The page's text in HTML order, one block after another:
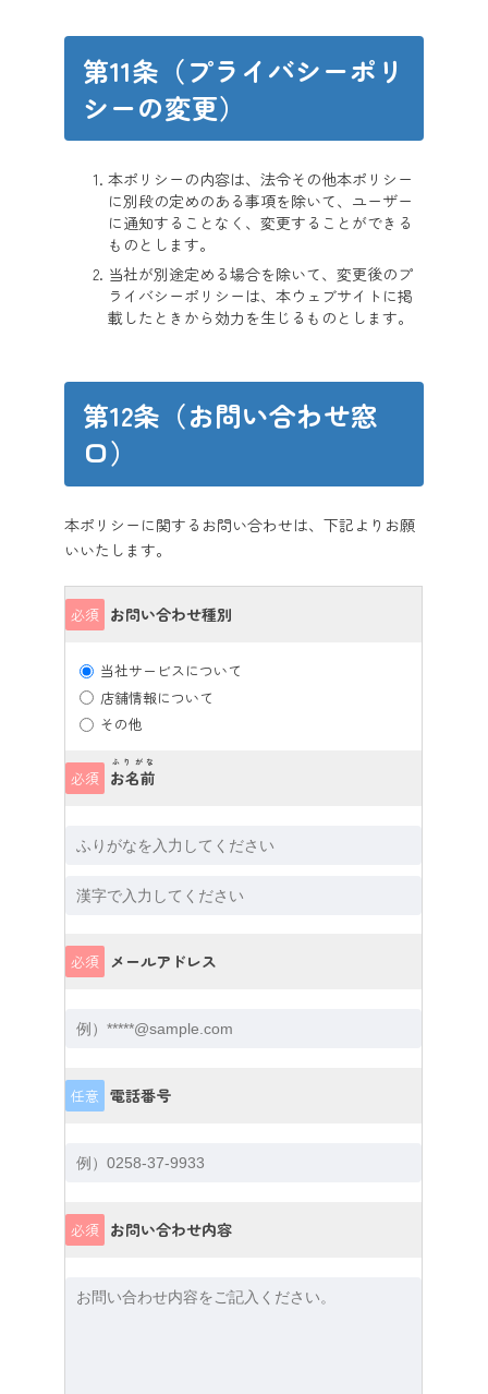
第11条（プライバシーポリ
シーの変更）
本ポリシーの内容は、法令その他本ポリシー
に別段の定めのある事項を除いて、ユーザー
に通知することなく、変更することができる
ものとします。
当社が別途定める場合を除いて、変更後のプ
ライバシーポリシーは、本ウェブサイトに掲
載したときから効力を生じるものとします。
第12条（お問い合わせ窓
口）
本ポリシーに関するお問い合わせは、下記よりお願
いいたします。
必須 お問い合わせ種別
当社サービスについて
店舗情報について
その他
必須 お名前
ふりがな
必須 メールアドレス
任意 電話番号
必須 お問い合わせ内容